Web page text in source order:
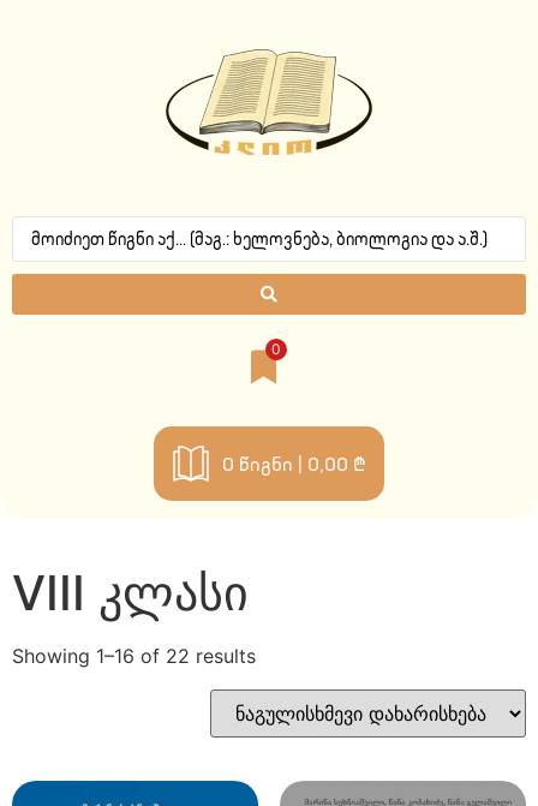
0
0 წიგნი | 0,00 ₾
VIII კლასი
Showing 1–16 of 22 results